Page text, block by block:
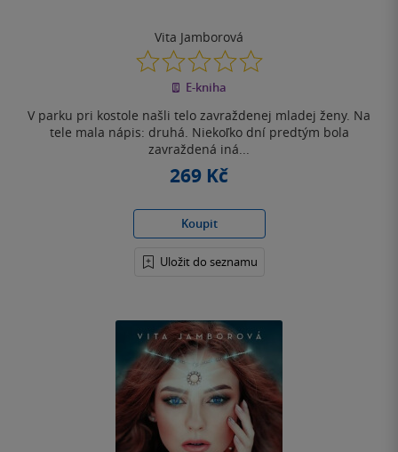
Vita Jamborová
0.0
z
5
E-kniha
V parku pri kostole našli telo zavraždenej mladej ženy. Na
tele mala nápis: druhá. Niekoľko dní predtým bola
zavraždená iná...
269 Kč
Koupit
Uložit do seznamu